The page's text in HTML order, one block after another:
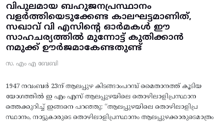
വിപുലമായ ബഹുജനപ്രസ്ഥാനം
വളർത്തിയെടുക്കേണ്ട കാലഘട്ടമാണിത്,
സഖാവ് വി എസിന്റെ ഓർമകൾ ഈ
സാഹചര്യത്തിൽ മുന്നോട്ട്‌ കുതിക്കാൻ
നമുക്ക് ഊർജമാകേണ്ടതുണ്ട്
സ. എം എ ബേബി
1947 നവംബർ 23ന് ആലപ്പുഴ കിടങ്ങാംപറമ്പ്‌ മൈതാനത്ത്‌ കൂടിയ
യോഗത്തിൽ ഇ എം എസ് ആലപ്പുഴയിലെ തൊഴിലാളിപ്രസ്ഥാന
ത്തെക്കുറിച്ച് ഇങ്ങനെ പറഞ്ഞു: “ആലപ്പുഴയിലെ തൊഴിലാളിപ്ര
സ്ഥാനം, നാട്ടുകാരുടെ തൊഴിലാളിപ്രസ്ഥാനം ആലപ്പുഴക്കാരുടെമാത്രം